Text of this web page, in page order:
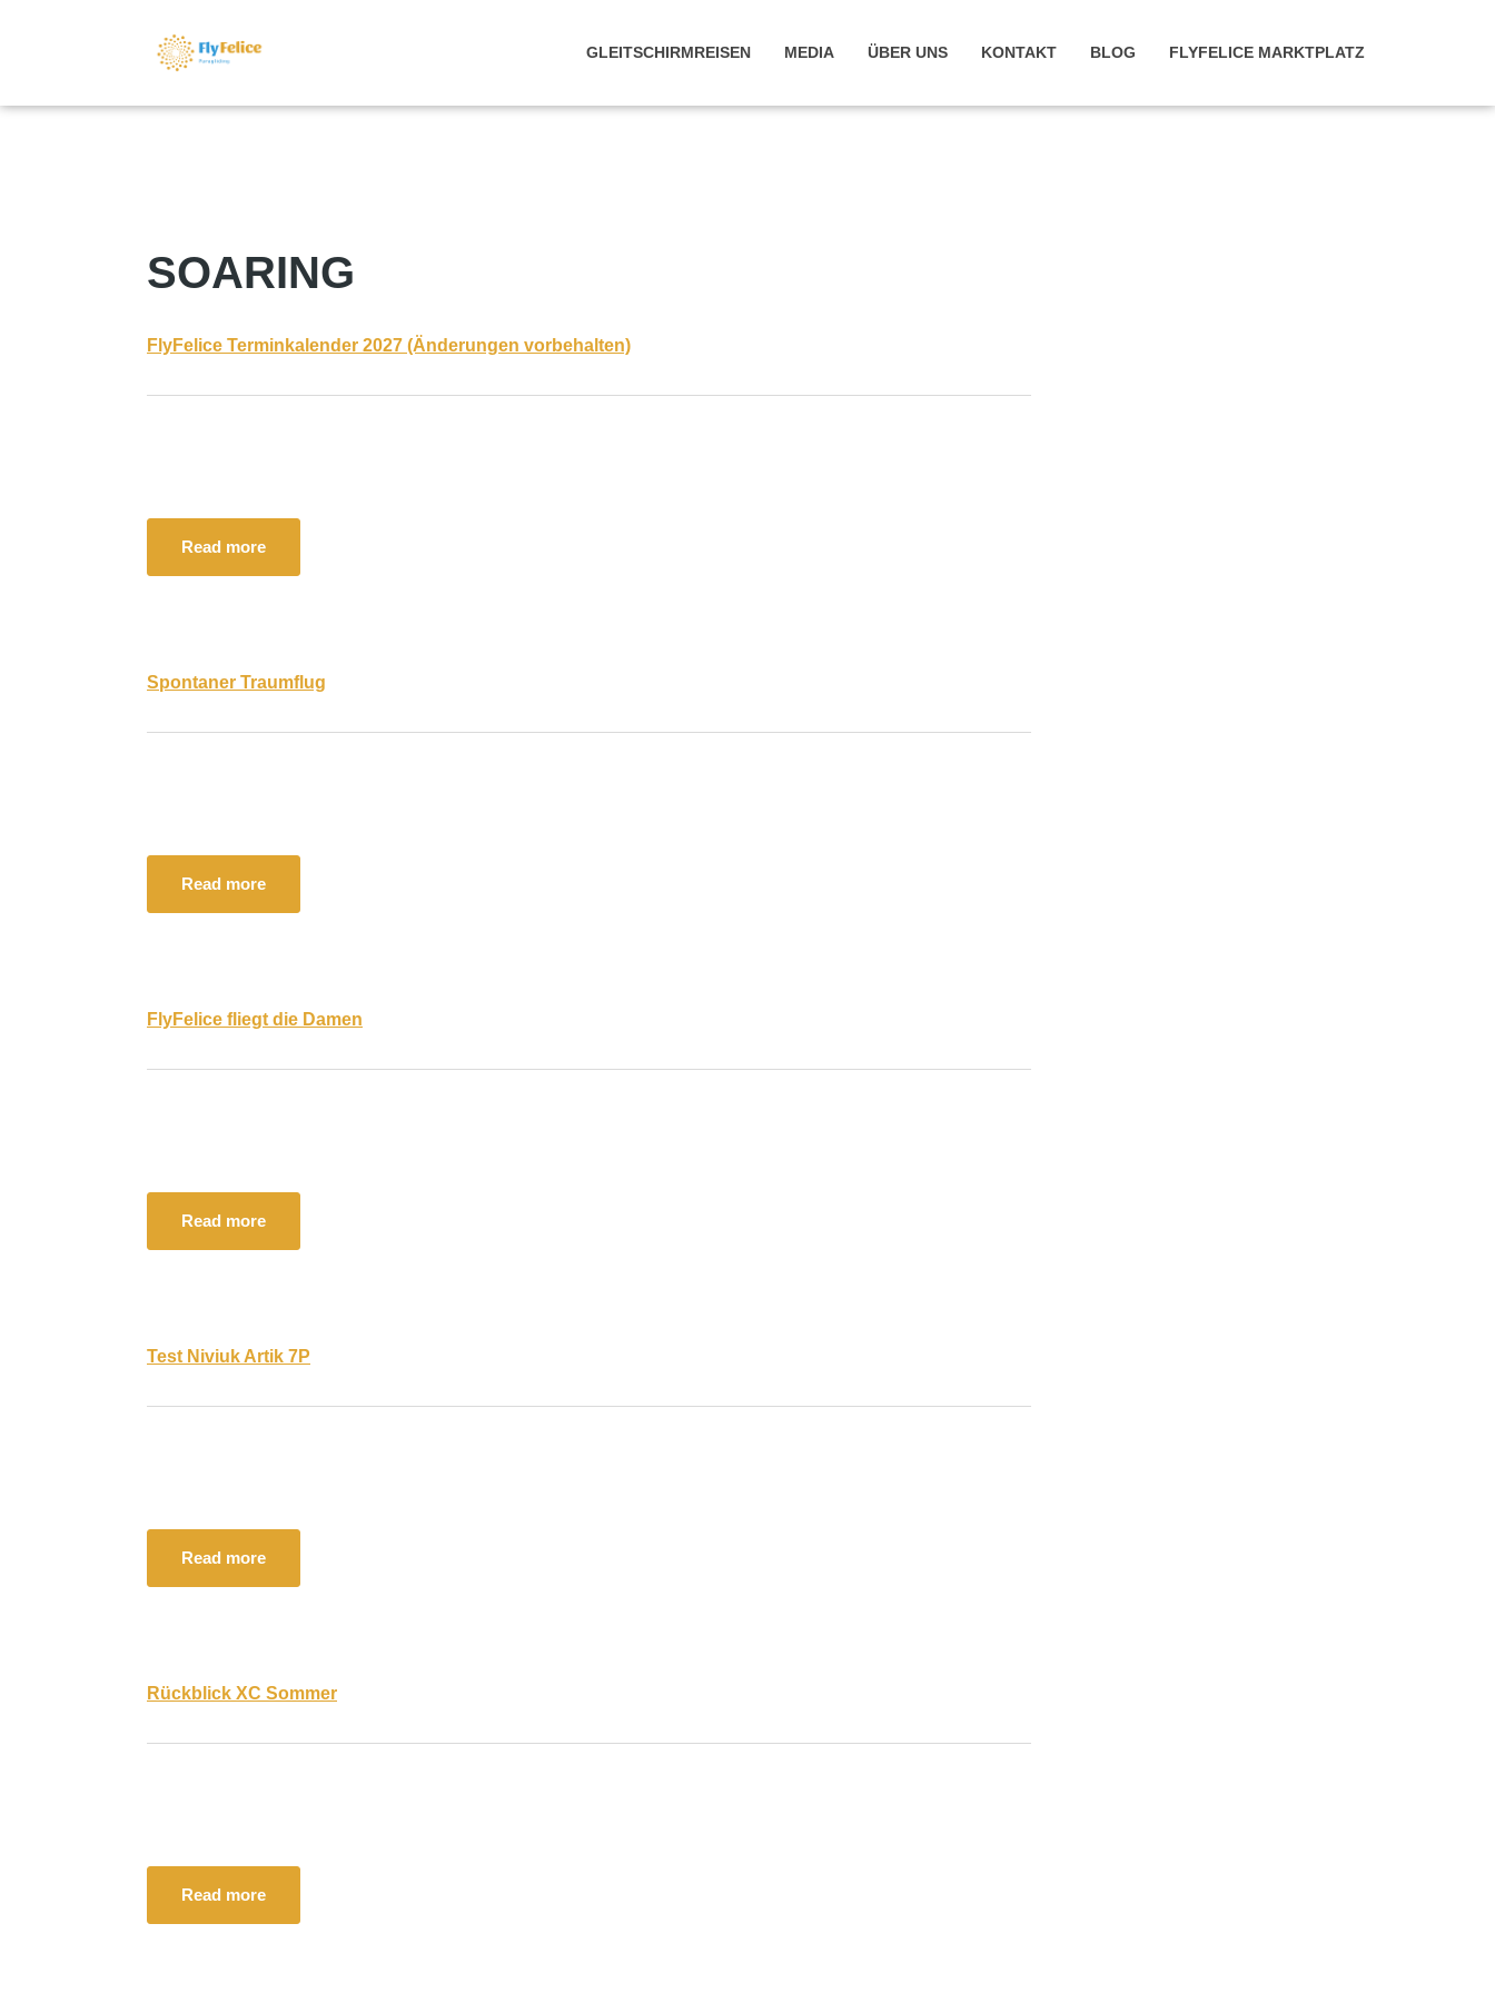
GLEITSCHIRMREISEN MEDIA ÜBER UNS KONTAKT BLOG FLYFELICE MARKTPLATZ
SOARING
FlyFelice Terminkalender 2027 (Änderungen vorbehalten)
Read more
Spontaner Traumflug
Read more
FlyFelice fliegt die Damen
Read more
Test Niviuk Artik 7P
Read more
Rückblick XC Sommer
Read more